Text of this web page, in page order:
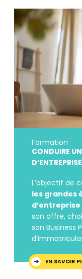
Formation
CONDUIRE
D’ENTREPRISE
L’objectif de
les grandes
d’entreprise
son offre,
son Business
EN SAVOIR